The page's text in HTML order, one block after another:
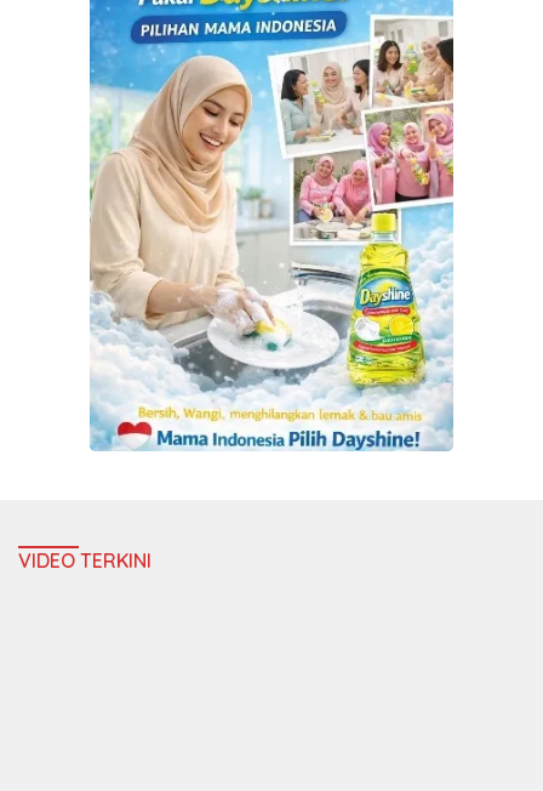
VIDEO TERKINI